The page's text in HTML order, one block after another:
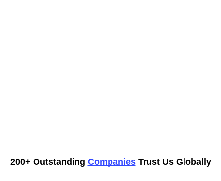
200+ Outstanding Companies Trust Us Globally